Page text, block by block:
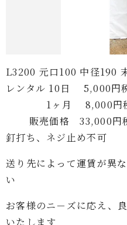
L3200 元口100 中径190
レンタル 10日 5,000円
1ヶ月 8,000円
販売価格 33,000円
釘打ち、ネジ止め不可
送り先によって運賃が異
い
お客様のニ－ズに応え、
いたします